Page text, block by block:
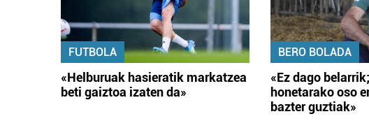
FUTBOLA
«Helburuak hasieratik markatzea
beti gaiztoa izaten da»
BERO BOLADA
«Ez dago
honetarako oso
bazter guztiak»